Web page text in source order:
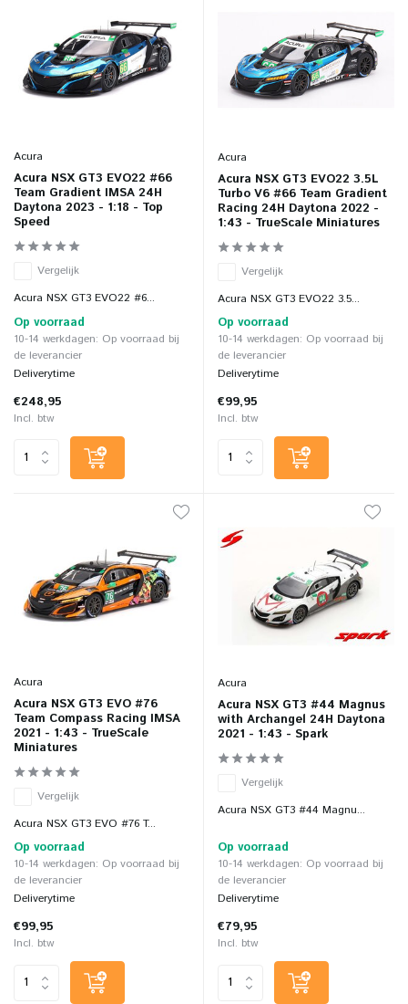
Acura
Acura NSX GT3 EVO22 #66
Team Gradient IMSA 24H
Daytona 2023 - 1:18 - Top
Speed
Vergelijk
Acura NSX GT3 EVO22 #6...
Op voorraad
10-14 werkdagen: Op voorraad bij
de leverancier
Deliverytime
€248,95
Incl. btw
Acura
Acura NSX GT3 EVO22 3.5L
Turbo V6 #66 Team Gradient
Racing 24H Daytona 2022 -
1:43 - TrueScale Miniatures
Vergelijk
Acura NSX GT3 EVO22 3.5...
Op voorraad
10-14 werkdagen: Op voorraad bij
de leverancier
Deliverytime
€99,95
Incl. btw
Acura
Acura NSX GT3 EVO #76
Team Compass Racing IMSA
2021 - 1:43 - TrueScale
Miniatures
Vergelijk
Acura NSX GT3 EVO #76 T...
Op voorraad
10-14 werkdagen: Op voorraad bij
de leverancier
Deliverytime
€99,95
Incl. btw
Acura
Acura NSX GT3 #44 Magnus
with Archangel 24H Daytona
2021 - 1:43 - Spark
Vergelijk
Acura NSX GT3 #44 Magnu...
Op voorraad
10-14 werkdagen: Op voorraad bij
de leverancier
Deliverytime
€79,95
Incl. btw